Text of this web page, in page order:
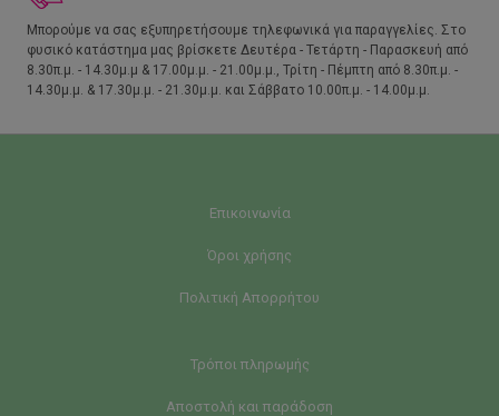
Μπορούμε να σας εξυπηρετήσουμε τηλεφωνικά για παραγγελίες. Στο
φυσικό κατάστημα μας βρίσκετε Δευτέρα - Τετάρτη - Παρασκευή από
8.30π.μ. - 14.30μ.μ & 17.00μ.μ. - 21.00μ.μ., Τρίτη - Πέμπτη από 8.30π.μ. -
14.30μ.μ. & 17.30μ.μ. - 21.30μ.μ. και Σάββατο 10.00π.μ. - 14.00μ.μ.
Επικοινωνία
Όροι χρήσης
Πολιτική Απορρήτου
Τρόποι πληρωμής
Αποστολή και παράδοση